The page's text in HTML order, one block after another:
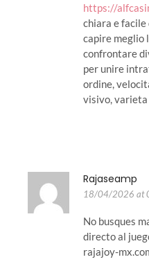
https://
chiara e
capire meglio
confrontare
per unire
ordine,
visivo, varieta
Rajaseamp
18/04/2026 at
No busques
directo al
rajajoy-